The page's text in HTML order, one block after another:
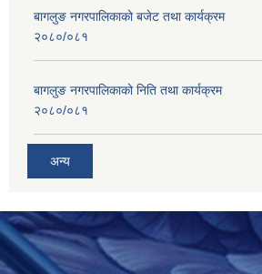
बागलुङ नगरपालिकाको बजेट तथा कार्यक्रम
२०८०/०८१
बागलुङ नगरपालिकाको निति तथा कार्यक्रम
२०८०/०८१
अन्य